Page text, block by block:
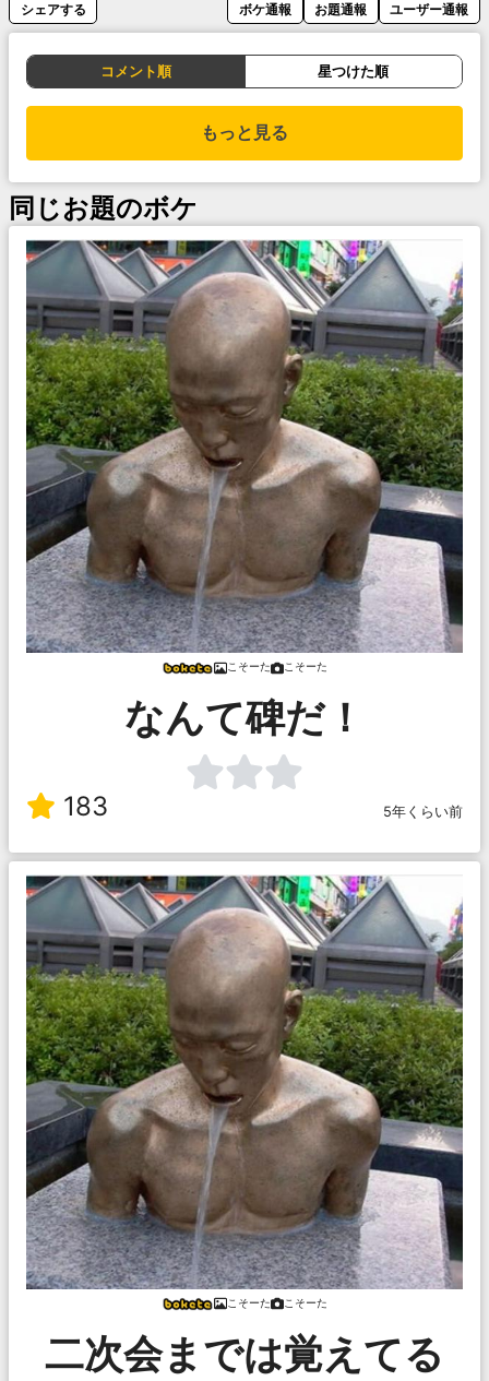
シェアする ボケ通報 お題通報 ユーザー通報
コメント順 星つけた順
もっと見る
同じお題のボケ
こそーた こそーた
なんて碑だ！
183 5年くらい前
こそーた こそーた
二次会までは覚えてる